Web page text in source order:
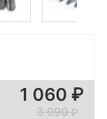
1 060
3 990